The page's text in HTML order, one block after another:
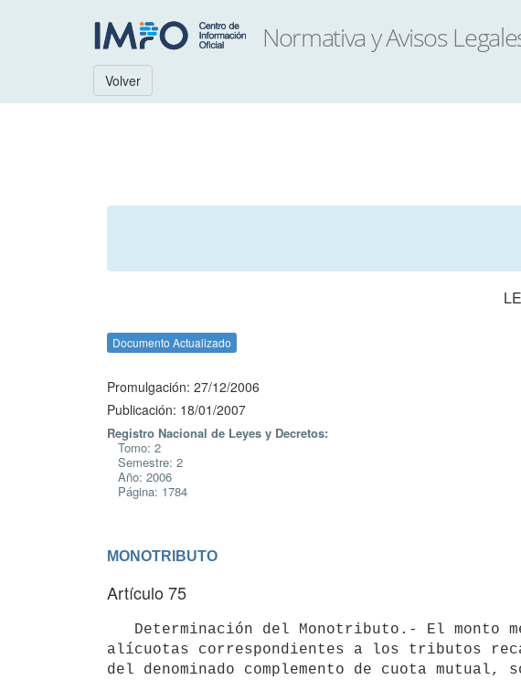
Volver
Documento Actualizado
Promulgación: 27/12/2006
Publicación: 18/01/2007
Registro Nacional de Leyes y Decretos:
Tomo: 2
Semestre: 2
Año: 2006
Página: 1784
MONOTRIBUTO
Artículo 75
alícuotas correspondientes a los tributos
del denominado complemento de cuota